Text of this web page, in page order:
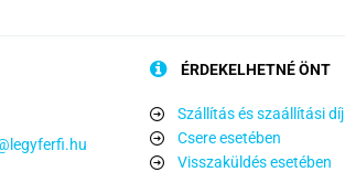
ÉRDEKELHETNÉ ÖNT
Szállítás és szaállítási díj
Csere esetében
Visszaküldés esetében